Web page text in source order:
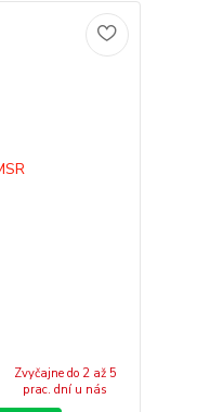
Zvyčajne do 2 až 5
prac. dní u nás